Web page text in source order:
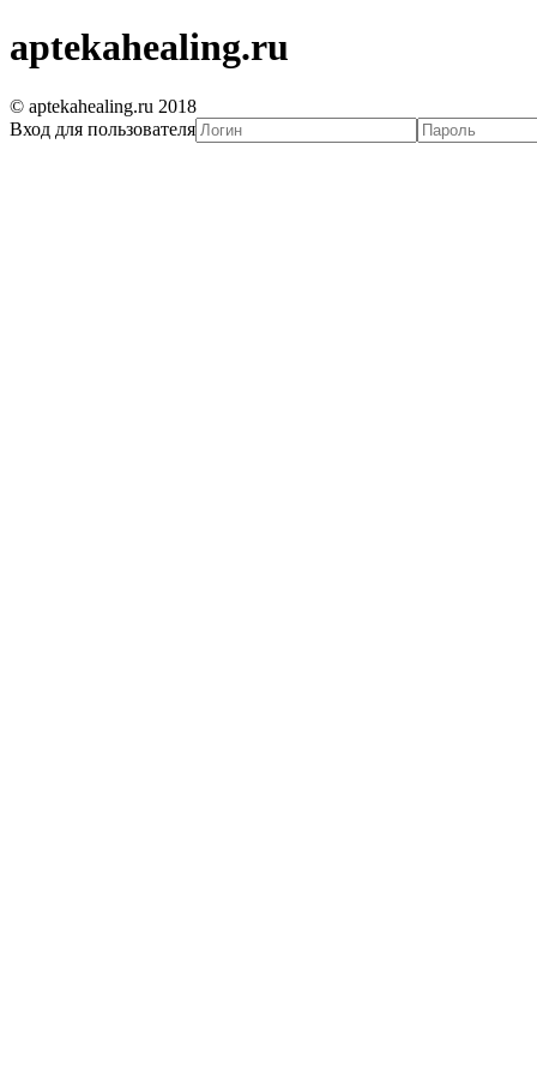
aptekahealing.ru
© aptekahealing.ru 2018
Вход для пользователя